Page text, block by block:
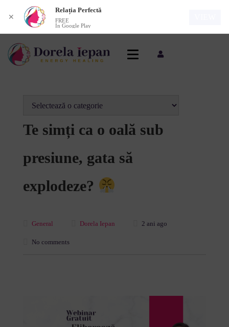
Te simți ca o oală sub
presiune, gata să
explodeze?
General Dorela Iepan 2 ani ago
No comments
✕
Relația Perfectă
FREE
In Google Play